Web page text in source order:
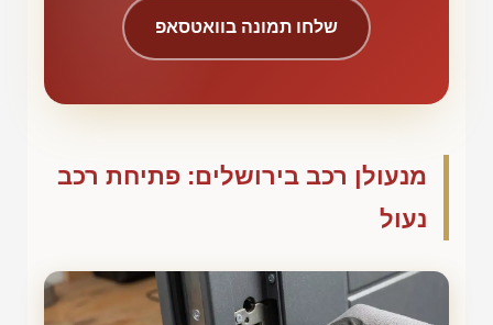
שלחו תמונה בוואטסאפ
מנעולן רכב בירושלים: פתיחת רכב
נעול